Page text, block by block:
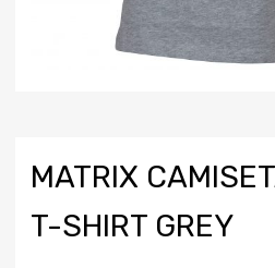
MATRIX
T-SHIRT GREY